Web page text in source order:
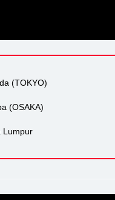
(TOKYO)
(OSAKA)
Lumpur